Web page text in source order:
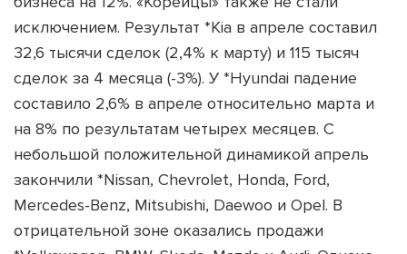
исключением. Результат *Kia в апреле составил
32,6 тысячи сделок (2,4% к марту) и 115 тысяч
сделок за 4 месяца (-3%). У *Hyundai падение
составило 2,6% в апреле относительно марта и
на 8% по результатам четырех месяцев. С
небольшой положительной динамикой апрель
закончили *Nissan, Chevrolet, Honda, Ford,
Mercedes-Benz, Mitsubishi, Daewoo и Opel. В
отрицательной зоне оказались продажи